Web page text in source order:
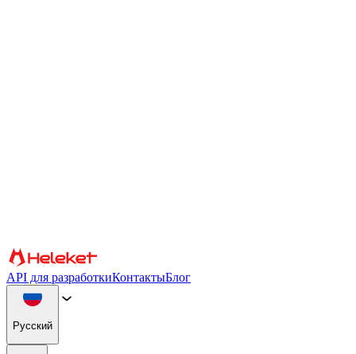
API для разработкиКонтактыБлог
Русский